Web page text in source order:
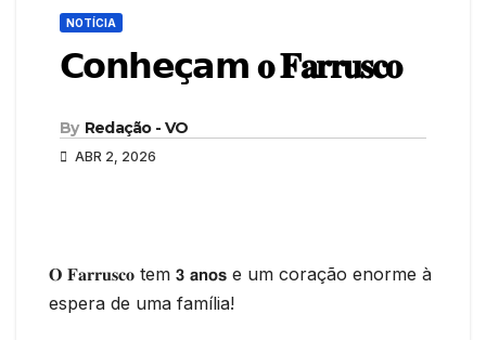
NOTÍCIA
𝗖𝗼𝗻𝗵𝗲𝗰̧𝗮𝗺 𝐨 𝐅𝐚𝐫𝐫𝐮𝐬𝐜𝐨
By Redação - VO
ABR 2, 2026
𝐎 𝐅𝐚𝐫𝐫𝐮𝐬𝐜𝐨 tem 𝟯 𝗮𝗻𝗼𝘀 e um coração enorme à
espera de uma família!